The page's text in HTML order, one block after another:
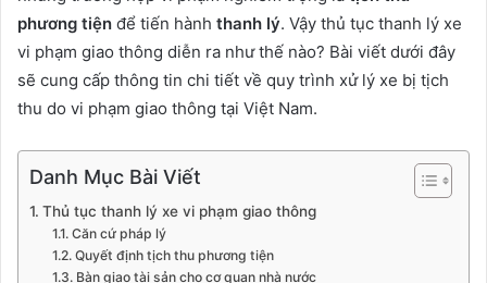
phương tiện để tiến hành thanh lý. Vậy thủ tục thanh lý xe
vi phạm giao thông diễn ra như thế nào? Bài viết dưới đây
sẽ cung cấp thông tin chi tiết về quy trình xử lý xe bị tịch
thu do vi phạm giao thông tại Việt Nam.
Danh Mục Bài Viết
Thủ tục thanh lý xe vi phạm giao thông
Căn cứ pháp lý
Quyết định tịch thu phương tiện
Bàn giao tài sản cho cơ quan nhà nước